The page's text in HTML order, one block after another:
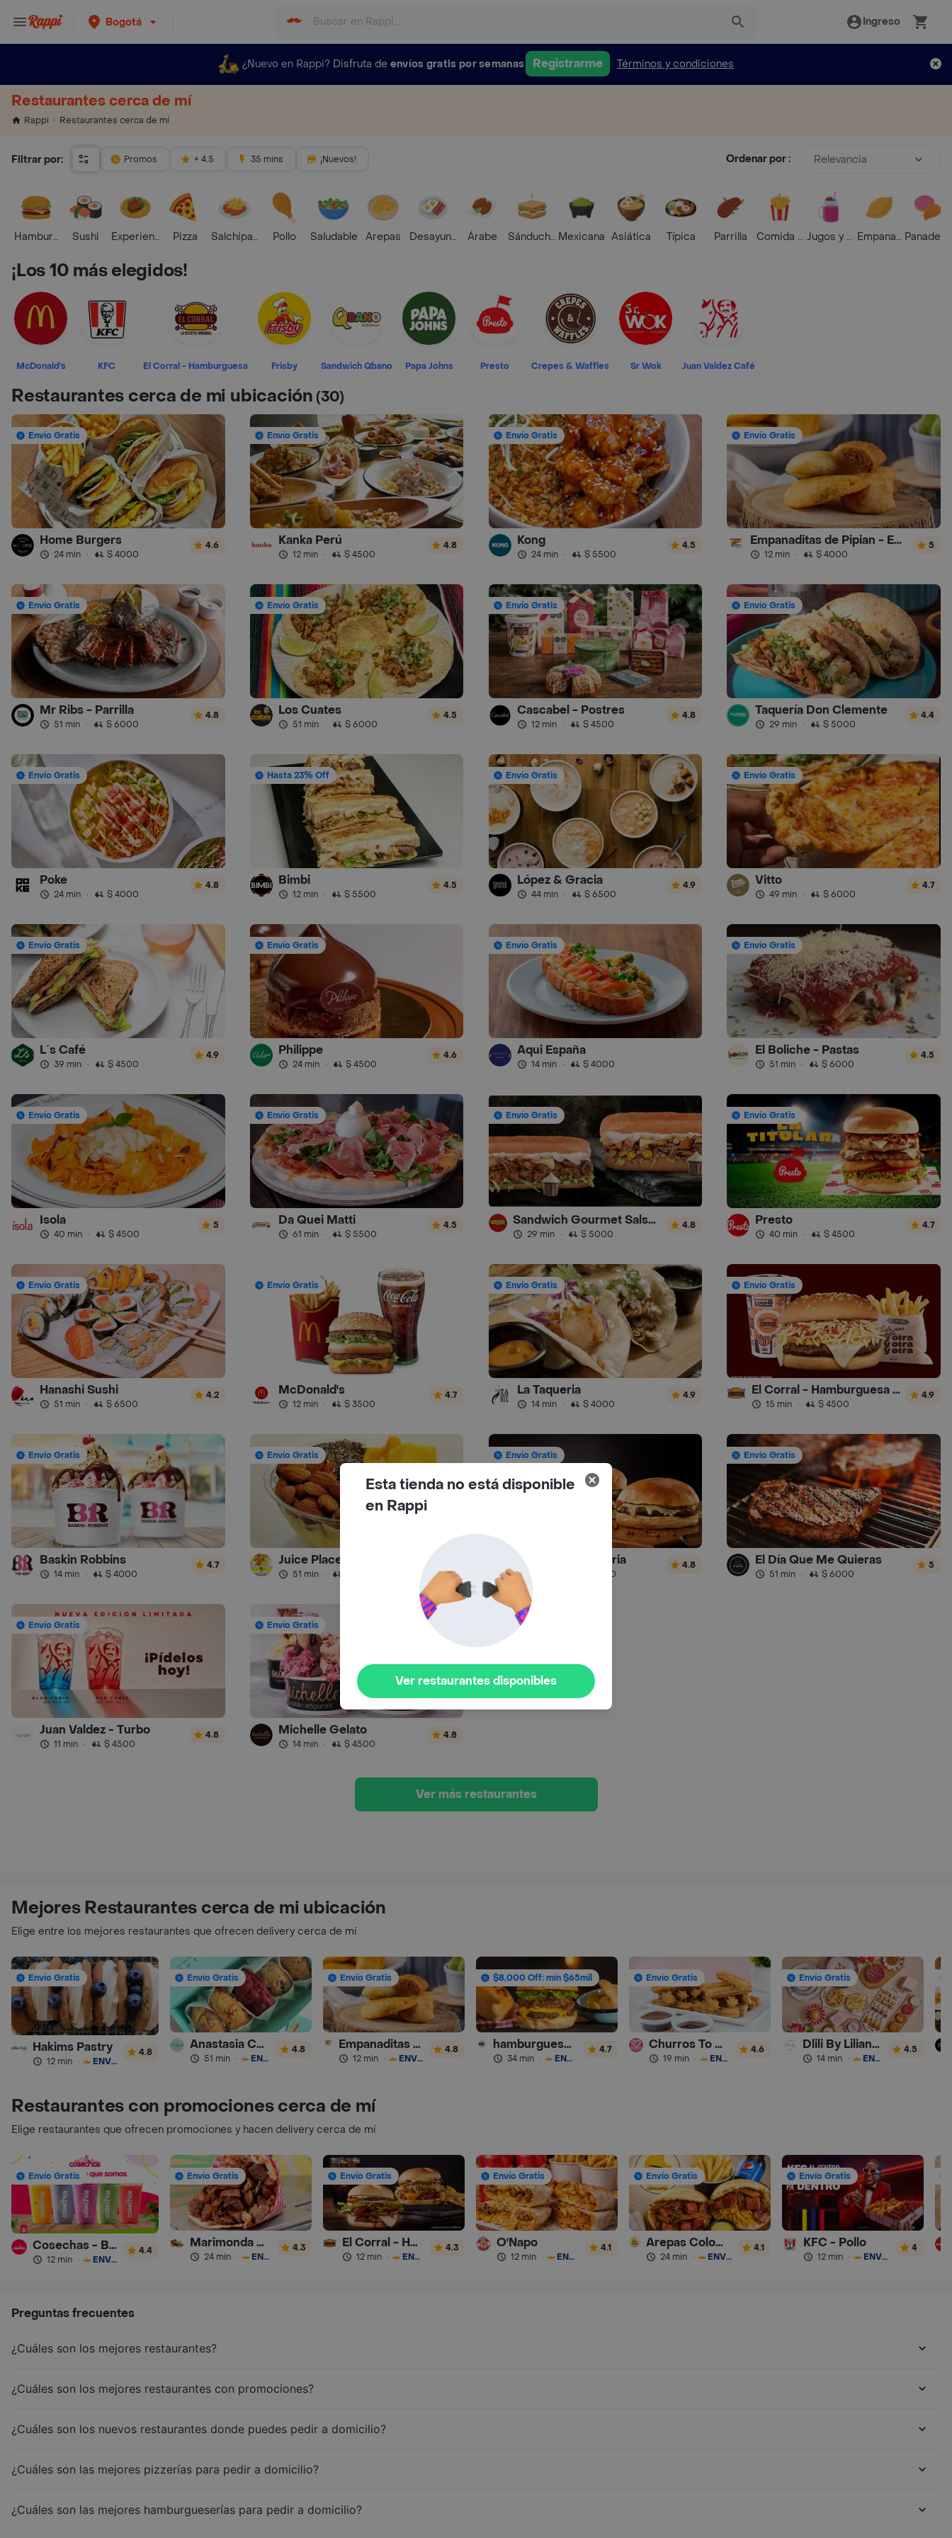
Bogotá Ingreso
¿Nuevo en Rappi? Disfruta de envíos gratis por semanas Registrarme Términos y condiciones
Restaurantes cerca de mí
Rappi Restaurantes cerca de mí
Filtrar por: Promos + 4.5 35 mins ¡Nuevos! Ordenar por : Relevancia
HamburguesaSushi Experiencias Foodies
Pizza Salchipapas Pollo Saludable Arepas Desayunos Árabe SánduchesMexicana Asiática Típica Parrilla Comida RápidaJugos y BatidosEmpanadasPanadería
¡Los 10 más elegidos!
McDonald's KFC El Corral - Hamburguesa Frisby Sandwich Qbano Papa Johns Presto Crepes & Waffles Sr Wok Juan Valdez Café
Restaurantes cerca de mi ubicación(30)
Envío Gratis
Home Burgers
24 min · $ 4000
4.6
Envío Gratis
Kanka Perú
12 min · $ 4500
4.8
Envío Gratis
Kong
24 min · $ 5500
4.5
Envío Gratis
Empanaditas de Pipian - Empanadas
12 min · $ 4000
5
Envío Gratis
Mr Ribs - Parrilla
51 min · $ 6000
4.8
Envío Gratis
Los Cuates
51 min · $ 6000
4.5
Envío Gratis
Cascabel - Postres
12 min · $ 4500
4.8
Envío Gratis
Taquería Don Clemente
29 min · $ 5000
4.4
Envío Gratis
Poke
24 min · $ 4000
4.8
Hasta 23% Off
Bimbi
12 min · $ 5500
4.5
Envío Gratis
López & Gracia
44 min · $ 6500
4.9
Envío Gratis
Vitto
49 min · $ 6000
4.7
Envío Gratis
L´s Café
39 min · $ 4500
4.9
Envío Gratis
Philippe
24 min · $ 4500
4.6
Envío Gratis
Aqui España
14 min · $ 4000
Envío Gratis
El Boliche - Pastas
51 min · $ 6000
4.5
Envío Gratis
Isola
40 min · $ 4500
5
Envío Gratis
Da Quei Matti
61 min · $ 5500
4.5
Envío Gratis
Sandwich Gourmet Salsa de Ajo
29 min · $ 5000
4.8
Envío Gratis
Presto
40 min · $ 4500
4.7
Envío Gratis
Hanashi Sushi
51 min · $ 6500
4.2
Envío Gratis
McDonald's
12 min · $ 3500
4.7
Envío Gratis
La Taqueria
14 min · $ 4000
4.9
Envío Gratis
El Corral - Hamburguesa - Turbo
15 min · $ 4500
4.9
Envío Gratis
Baskin Robbins
14 min · $ 4000
4.7
Envío Gratis
Juice Place
51 min ·
Envío Gratis
La Hamburgueseria
$ 4000
4.8
Envío Gratis
El Día Que Me Quieras
51 min · $ 6000
5
Envío Gratis
Juan Valdez - Turbo
11 min · $ 4500
4.8
Envío Gratis
Michelle Gelato
14 min · $ 4500
4.8
Ver más restaurantes
Mejores Restaurantes cerca de mi ubicación
Elige entre los mejores restaurantes que ofrecen delivery cerca de mí
Envío Gratis
Hakims Pastry
12 min · ENVÍO GRATIS
4.8
Envío Gratis
Anastasia Cookies
51 min · ENVÍO GRATIS
4.8
Envío Gratis
Empanaditas de Pipian - Empanadas
12 min · ENVÍO GRATIS
4.8
$8,000 Off: mín $65mil
hamburguesas Rustica (RDC)
34 min · ENVÍO GRATIS
4.7
Envío Gratis
Churros To Go
19 min · ENVÍO GRATIS
4.6
Envío Gratis
Dlili By Liliana Arango
14 min · ENVÍO GRATIS
4.5
Restaurantes con promociones cerca de mí
Elige restaurantes que ofrecen promociones y hacen delivery cerca de mí
Envío Gratis
Cosechas - Batidos
12 min · ENVÍO GRATIS
4.4
Envío Gratis
Marimonda del Mono
24 min · ENVÍO GRATIS
4.3
Envío Gratis
El Corral - Hamburguesa
12 min · ENVÍO GRATIS
4.3
Envío Gratis
O'Napo
12 min · ENVÍO GRATIS
4.1
Envío Gratis
Arepas Colombianas Premium
24 min · ENVÍO GRATIS
4.1
Envío Gratis
KFC - Pollo
12 min · ENVÍO GRATIS
4
Preguntas frecuentes
¿Cuáles son los mejores restaurantes?
¿Cuáles son los mejores restaurantes con promociones?
¿Cuáles son los nuevos restaurantes donde puedes pedir a domicilio?
¿Cuáles son las mejores pizzerías para pedir a domicilio?
¿Cuáles son las mejores hamburgueserías para pedir a domicilio?
Esta tienda no está disponible
en Rappi
Ver restaurantes disponibles